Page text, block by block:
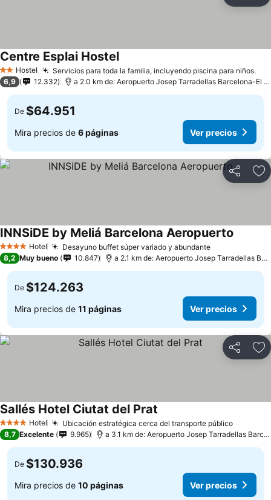
2 Estrellas
Hostel Servicios para toda la familia, incluyendo piscina para niños.
Centre Esplai Hostel
6,9 12.332 a 2.0 km de: Aeropuerto Josep Tarradellas Barcelona-El Prat
De $64.951
Mira precios de 6 páginas Ver precios
Compartir
4 EstrellasHotel Desayuno buffet súper variado y abundante
INNSiDE by Meliá Barcelona Aeropuerto
8,2 Muy bueno 10.847 a 2.1 km de: Aeropuerto Josep Tarradellas Barcelona-El Prat
De $124.263
Mira precios de 11 páginas Ver precios
Compartir
4 EstrellasHotel Ubicación estratégica cerca del transporte público
Sallés Hotel Ciutat del Prat
8,7 Excelente 9.965 a 3.1 km de: Aeropuerto Josep Tarradellas Barcelona-El Prat
De $130.936
Mira precios de 10 páginas Ver precios